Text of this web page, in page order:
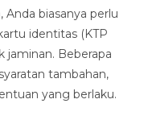
biasanya perlu
identitas (KTP
jaminan. Beberapa
tambahan,
yang berlaku.